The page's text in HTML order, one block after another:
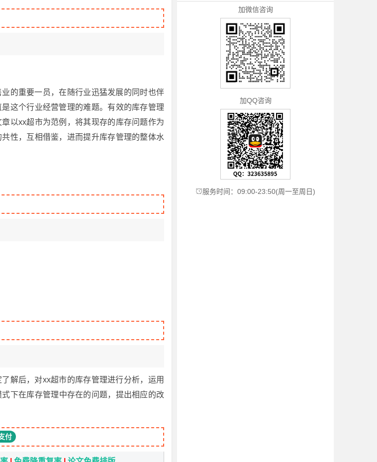
的重要一员，在随行业迅猛发展的同时也伴
这个行业经营管理的难题。有效的库存管理
以xx超市为范例，将其现存的库存问题作为
性，互相借鉴，进而提升库存管理的整体水
解后，对xx超市的库存管理进行分析，运用
下在库存管理中存在的问题，提出相应的改
付
加微信咨询
加QQ咨询
服务时间：09:00-23:50(周一至周日)